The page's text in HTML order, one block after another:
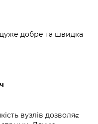
добре та швидка
вузлів дозволяє